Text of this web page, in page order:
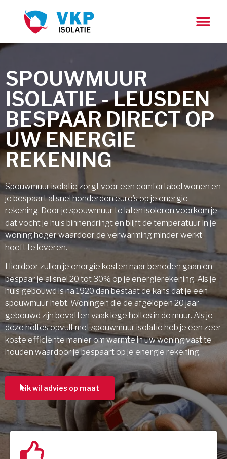
SPOUWMUUR
ISOLATIE - LEUSDEN
BESPAAR DIRECT OP
UW ENERGIE
REKENING
Spouwmuur isolatie zorgt voor een comfortabel wonen en
je bespaart al snel honderden euro’s op je energie
rekening. Door je spouwmuur te laten isoleren voorkom je
dat vocht je huis binnendringt en blijft de temperatuur in je
woning hoger waardoor de verwarming minder werkt
hoeft te leveren.
Hierdoor zullen je energie kosten naar beneden gaan en
bespaar je al snel 20 tot 30% op je energierekening. Als je
huis gebouwd is na 1920 dan bestaat de kans dat je een
spouwmuur hebt. Woningen die de afgelopen 20 jaar
gebouwd zijn bevatten vaak lege holtes in de muur. Als je
deze holtes opvult met spouwmuur isolatie heb je een zeer
koste efficiënte manier om warmte in uw woning vast te
houden waardoor je bespaart op je energie rekening.
ik wil advies op maat